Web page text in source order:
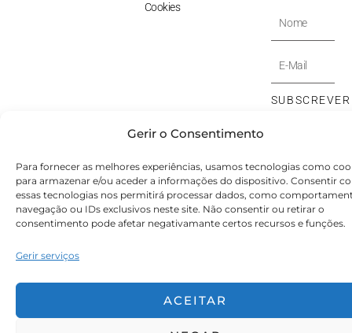
Gerir o Consentimento
Para fornecer as melhores experiências, usamos tecnologias como
para armazenar e/ou aceder a informações do dispositivo. Consentir
essas tecnologias nos permitirá processar dados, como
navegação ou IDs exclusivos neste site. Não consentir ou retirar o
consentimento pode afetar negativamante certos recursos e funções.
Gerir serviços
ACEITAR
Cookies
Nome
E-
Mail
SUBSCREVER
© Victoryia Vynn Portugal 2026 by SVS.pt